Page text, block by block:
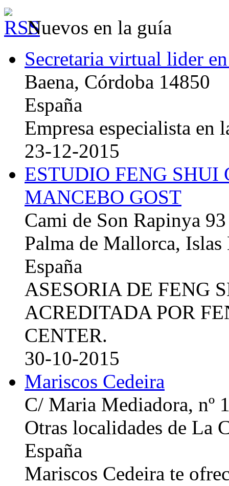
Nuevos en la guía
Secretaria virtual lider
Baena, Córdoba 14850
España
Empresa especialista en
23-12-2015
ESTUDIO FENG
MANCEBO GOST
Cami de Son Rapinya 93
Palma de Mallorca, Islas
España
ASESORIA DE FENG
ACREDITADA POR
CENTER.
30-10-2015
Mariscos Cedeira
C/ Maria Mediadora, nº
Otras localidades de La
España
Mariscos Cedeira te